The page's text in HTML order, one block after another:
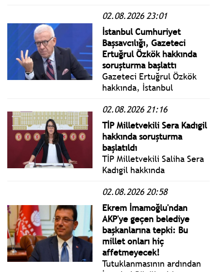
Pazartesi yönetmelik,
genelge ve tebliğler
takip edebilirsiniz.
02.08.2026 23:01
İstanbul Cumhuriyet
Başsavcılığı, Gazeteci
Ertuğrul Özkök hakkında
soruşturma başlattı
Gazeteci Ertuğrul Özkök
hakkında, İstanbul
tarafından
"Cumhurbaşkanına hakaret"
suçlamasıyla soruşturma
başlatıldı.
02.08.2026 21:16
TİP Milletvekili Sera Kadıgil
hakkında soruşturma
başlatıldı
TİP Milletvekili Saliha Sera
Kadıgil hakkında
ve 'Cumhurbaşkanına
tehdit' suçlarından
soruşturma başlatıldı.
02.08.2026 20:58
Ekrem İmamoğlu'ndan
AKP'ye geçen belediye
başkanlarına tepki: Bu
millet onları hiç
affetmeyecek!
Tutuklanmasının ardından